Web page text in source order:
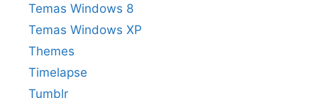
Temas Windows 8
Temas Windows XP
Themes
Timelapse
Tumblr